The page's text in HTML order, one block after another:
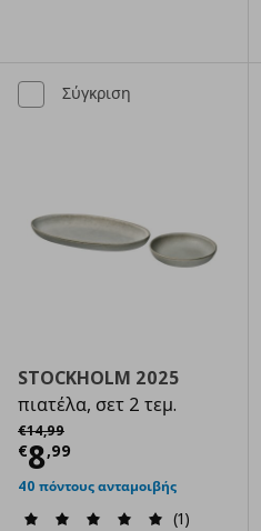
Σύγκριση
STOCKHOLM 2025
πιατέλα, σετ 2 τεμ.
€14,99
Αρχική τιμή
€8,99
Τρέχουσα τιμή
40 πόντους ανταμοιβής
(1)